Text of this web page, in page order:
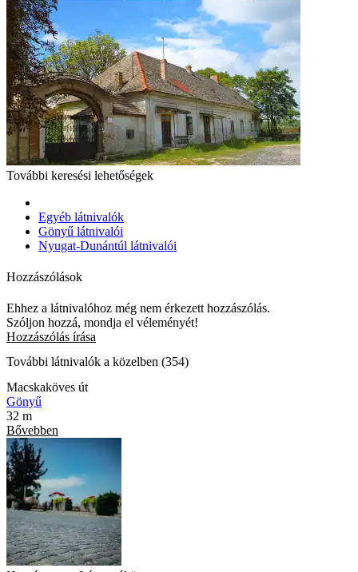
További keresési lehetőségek
Egyéb látnivalók
Gönyű látnivalói
Nyugat-Dunántúl látnivalói
Hozzászólások
Ehhez a látnivalóhoz még nem érkezett hozzászólás.
Szóljon hozzá, mondja el véleményét!
Hozzászólás írása
További látnivalók a közelben (354)
Macskaköves út
Gönyű
32 m
Bővebben